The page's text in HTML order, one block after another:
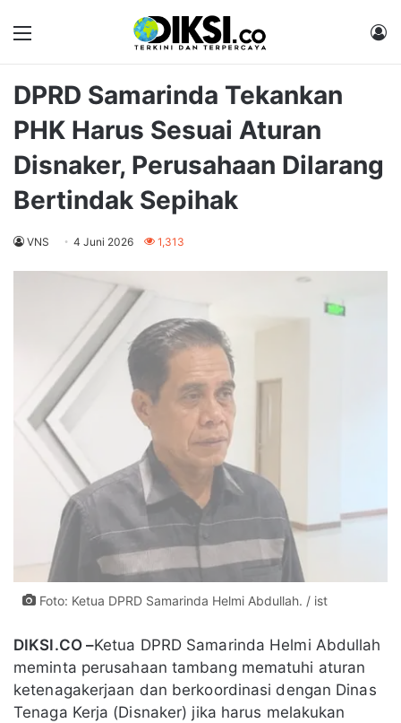
Menu
DPRD Samarinda Tekankan
PHK Harus Sesuai Aturan
Disnaker, Perusahaan Dilarang
Bertindak Sepihak
VNS 4 Juni 2026 1,313
Foto: Ketua DPRD Samarinda Helmi Abdullah. / ist
DIKSI.CO –Ketua DPRD Samarinda Helmi Abdullah
meminta perusahaan tambang mematuhi aturan
ketenagakerjaan dan berkoordinasi dengan Dinas
Tenaga Kerja (Disnaker) jika harus melakukan